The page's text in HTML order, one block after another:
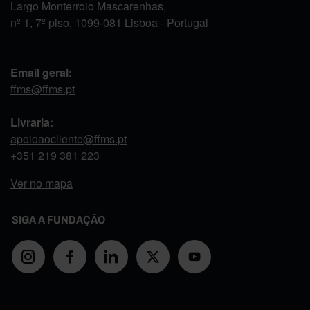
Largo Monterroio Mascarenhas,
nº 1, 7º piso, 1099-081 Lisboa - Portugal
Email geral:
ffms@ffms.pt
Livraria:
apoioaocliente@ffms.pt
+351 219 381 223
Ver no mapa
SIGA A FUNDAÇÃO